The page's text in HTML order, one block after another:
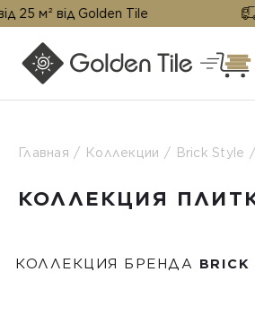
Golden Tile
Главная Коллекции Brick Style
КОЛЛЕКЦИЯ
КОЛЛЕКЦИЯ БРЕНДА BRICK